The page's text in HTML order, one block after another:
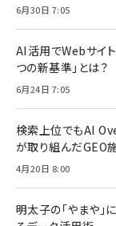
6月30日 7:05
AI活用でWebサイ
つの新基準」とは？
6月24日 7:05
検索上位でもAI
が取り組んだGEO
4月20日 8:00
明太子の「やまや」